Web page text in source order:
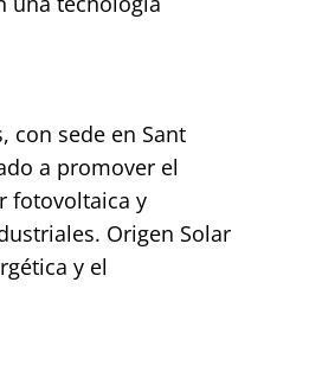
con sede en Sant
a promover el
fotovoltaica y
Origen Solar
y el